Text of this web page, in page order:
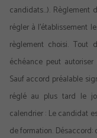
candidats…).
régler à l’établissement
règlement choisi. Tout
échéance peut
Sauf accord préalable
réglé au plus tard le
calendrier : Le candidat
de formation.